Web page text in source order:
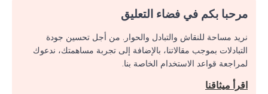
مرحبا بكم في فضاء التعليق
نريد مساحة للنقاش والتبادل والحوار. من أجل تحسين جودة
التبادلات بموجب مقالاتنا، بالإضافة إلى تجربة مساهمتك، ندعوك
لمراجعة قواعد الاستخدام الخاصة بنا.
اقرأ ميثاقنا